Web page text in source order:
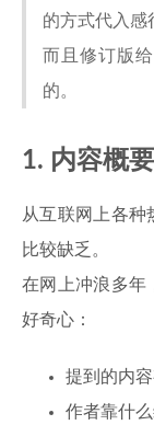
的方式代入感
而且修订版
的。
1. 内容概要
从互联网上各种
比较缺乏。
在网上冲浪多年
好奇心：
提到的内
作者靠什